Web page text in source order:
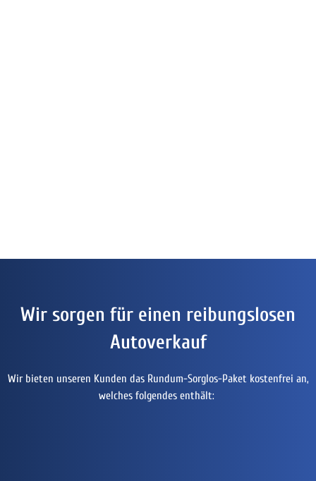
Wir sorgen für einen reibungslosen
Autoverkauf
Wir bieten unseren Kunden das Rundum-Sorglos-Paket kostenfrei an,
welches folgendes enthält: